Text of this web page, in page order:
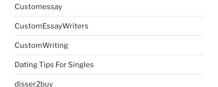
Customessay
CustomEssayWriters
CustomWriting
Dating Tips For Singles
disser2buy